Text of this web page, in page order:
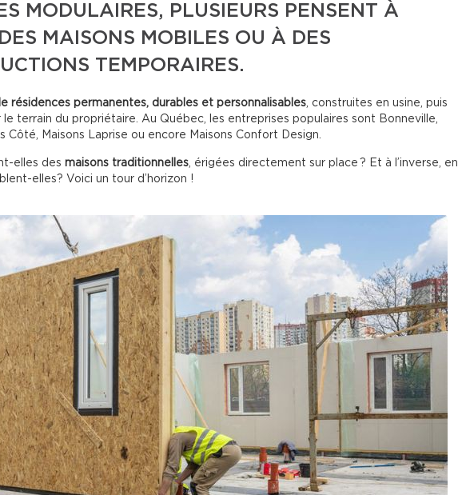
MODULAIRES, PLUSIEURS PENSENT À
MAISONS MOBILES OU À DES
TEMPORAIRES.
résidences permanentes, durables et personnalisables, construites en usine, puis
le terrain du propriétaire. Au Québec, les entreprises populaires sont Bonneville,
Côté, Maisons Laprise ou encore Maisons Confort Design.
elles des maisons traditionnelles, érigées directement sur place ? Et à l’inverse, en
elles? Voici un tour d’horizon !